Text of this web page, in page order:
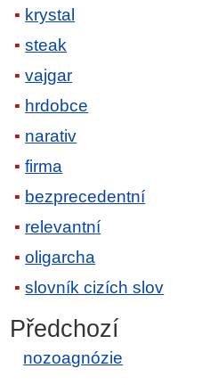
krystal
steak
vajgar
hrdobce
narativ
firma
bezprecedentní
relevantní
oligarcha
slovník cizích slov
Předchozí
nozoagnózie